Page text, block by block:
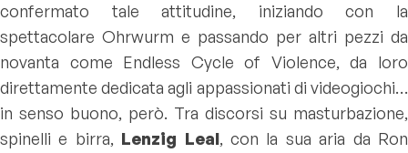
confermato tale attitudine, iniziando con la
spettacolare Ohrwurm e passando per altri pezzi da
novanta come Endless Cycle of Violence, da loro
direttamente dedicata agli appassionati di videogiochi…
in senso buono, però. Tra discorsi su masturbazione,
spinelli e birra, Lenzig Leal, con la sua aria da Ron